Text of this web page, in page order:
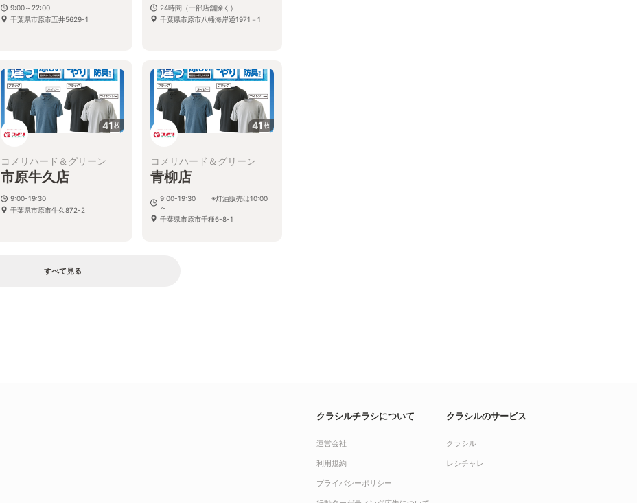
9:00～22:00
千葉県市原市五井5629-1
24時間（一部店舗除く）
千葉県市原市八幡海岸通1971－1
41枚
コメリハード＆グリーン
市原牛久店
9:00-19:30
千葉県市原市牛久872-2
41枚
コメリハード＆グリーン
青柳店
9:00-19:30 ※灯油販売は10:00
～
千葉県市原市千種6-8-1
すべて見る
クラシルチラシについて
運営会社
利用規約
プライバシーポリシー
クラシルのサービス
クラシル
レシチャレ